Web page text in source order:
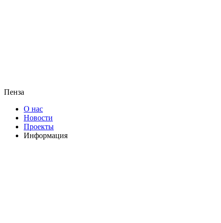
Пенза
О нас
Новости
Проекты
Информация